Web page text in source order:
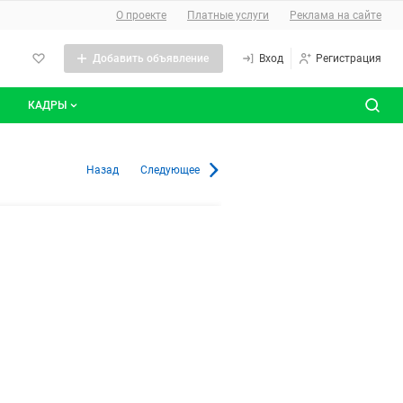
О сайте
О проекте Платные услуги Реклама на сайте
Добавить объявление Вход Регистрация
КАДРЫ
Назад Следующее